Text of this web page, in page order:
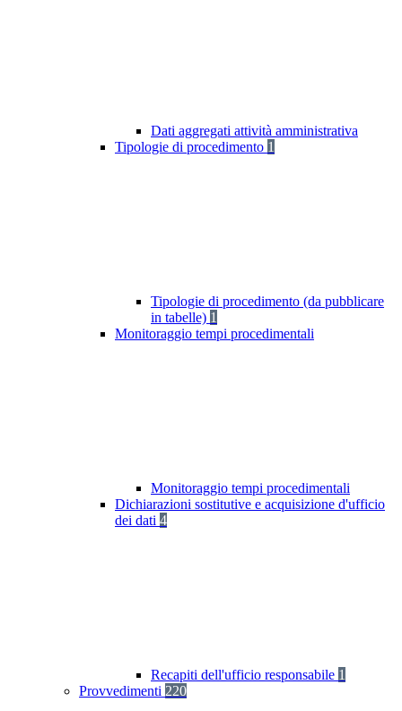
Dati aggregati attività amministrativa
Tipologie di procedimento 1
Tipologie di procedimento (da pubblicare
in tabelle) 1
Monitoraggio tempi procedimentali
Monitoraggio tempi procedimentali
Dichiarazioni sostitutive e acquisizione d'ufficio
dei dati 4
Recapiti dell'ufficio responsabile 1
Provvedimenti 220